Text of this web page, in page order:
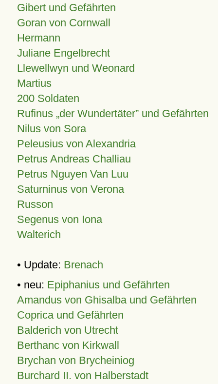
Gibert und Gefährten
Goran von Cornwall
Hermann
Juliane Engelbrecht
Llewellwyn und Weonard
Martius
200 Soldaten
Rufinus „der Wundertäter” und Gefährten
Nilus von Sora
Peleusius von Alexandria
Petrus Andreas Challiau
Petrus Nguyen Van Luu
Saturninus von Verona
Russon
Segenus von Iona
Walterich
• Update: Brenach
• neu: Epiphanius und Gefährten
Amandus von Ghisalba und Gefährten
Coprica und Gefährten
Balderich von Utrecht
Berthanc von Kirkwall
Brychan von Brycheiniog
Burchard II. von Halberstadt